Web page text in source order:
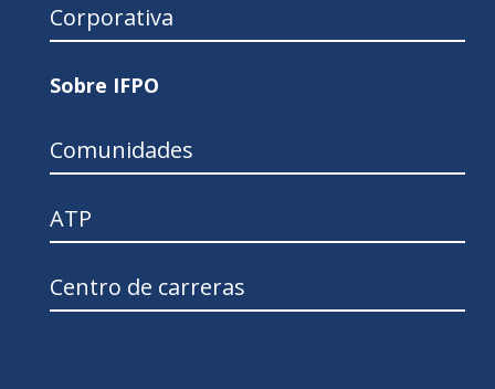
Corporativa
Sobre IFPO
Comunidades
ATP
Centro de carreras